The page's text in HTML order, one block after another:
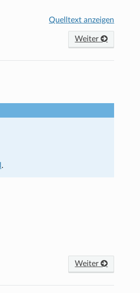
Quelltext anzeigen
Weiter
.
Weiter